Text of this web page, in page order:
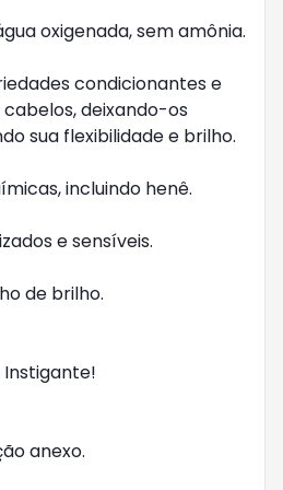
oxigenada, sem amônia.
condicionantes e
deixando-os
sua flexibilidade e brilho.
incluindo henê.
e sensíveis.
de brilho.
anexo.